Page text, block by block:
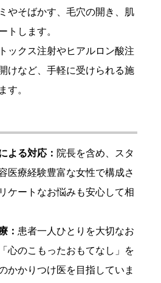
やそばかす、毛穴の開き、肌
トします。
ックス注射やヒアルロン酸注
けなど、手軽に受けられる施
す。
よる対応： 院長を含め、スタ
医療経験豊富な女性で構成さ
ケートなお悩みも安心して相
： 患者一人ひとりを大切なお
心のこもったおもてなし」を
かかりつけ医を目指していま